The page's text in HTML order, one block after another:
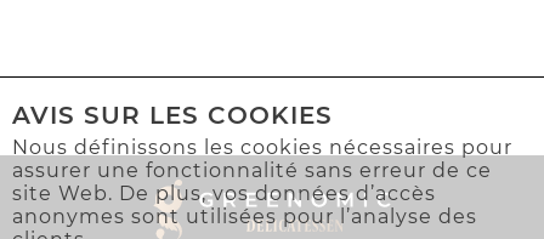
AVIS SUR LES COOKIES
Nous définissons les cookies nécessaires pour
assurer une fonctionnalité sans erreur de ce
site Web. De plus, vos données d’accès
anonymes sont utilisées pour l’analyse des